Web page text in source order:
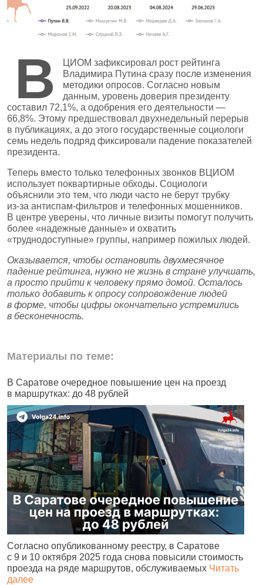
В
ЦИОМ зафиксировал рост рейтинга
Владимира Путина сразу после изменения
методики опросов. Согласно новым
данным, уровень доверия президенту
составил 72,1%, а одобрения его деятельности —
66,8%. Этому предшествовал двухнедельный перерыв
в публикациях, а до этого государственные социологи
семь недель подряд фиксировали падение показателей
президента.
Теперь вместо только телефонных звонков ВЦИОМ
использует поквартирные обходы. Социологи
объяснили это тем, что люди часто не берут трубку
из‑за антиспам‑фильтров и телефонных мошенников.
В центре уверены, что личные визиты помогут получить
более «надежные данные» и охватить
«труднодоступные» группы, например пожилых людей.
Оказывается, чтобы остановить двухмесячное
падение рейтинга, нужно не жизнь в стране улучшать,
а просто прийти к человеку прямо домой. Осталось
только добавить к опросу сопровождение людей
в форме, чтобы цифры окончательно устремились
в бесконечность.
Материалы по теме:
В Саратове очередное повышение цен на проезд
в маршрутках: до 48 рублей
Согласно опубликованному реестру, в Саратове
с 9 и 10 октября 2025 года снова повысили стоимость
проезда на ряде маршрутов, обслуживаемых Читать
далее